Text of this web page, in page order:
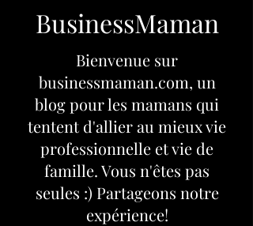
BusinessMaman
Bienvenue sur
businessmaman.com, un
blog pour les mamans qui
tentent d'allier au mieux vie
professionnelle et vie de
famille. Vous n'êtes pas
seules :) Partageons notre
expérience!